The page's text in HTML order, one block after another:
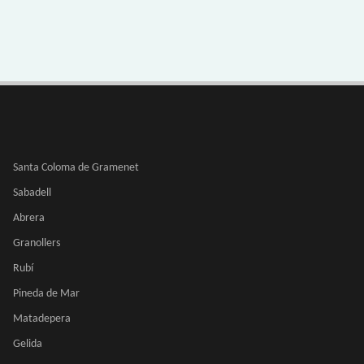
Santa Coloma de Gramenet
Sabadell
Abrera
Granollers
Rubí
Pineda de Mar
Matadepera
Gelida